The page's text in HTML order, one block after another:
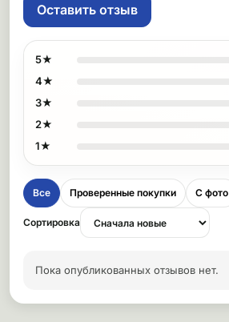
Оставить отзыв
5★
4★
3★
2★
1★
Все Проверенные покупки С фото
Сортировка
Пока опубликованных отзывов нет.